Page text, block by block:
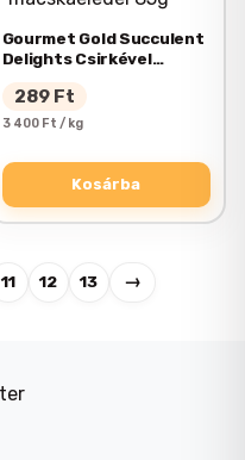
Gourmet Gold Succulent
Delights Csirkével
nedves macskaeledel
85g
289 Ft
3 400 Ft / kg
Kosárba
11 12 13 →